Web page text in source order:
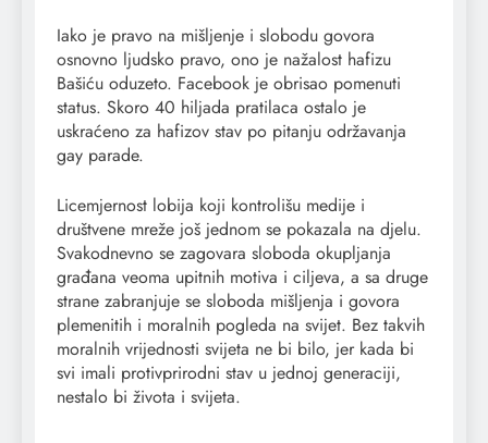
Iako je pravo na mišljenje i slobodu govora
osnovno ljudsko pravo, ono je nažalost hafizu
Bašiću oduzeto. Facebook je obrisao pomenuti
status. Skoro 40 hiljada pratilaca ostalo je
uskraćeno za hafizov stav po pitanju održavanja
gay parade.
Licemjernost lobija koji kontrolišu medije i
društvene mreže još jednom se pokazala na djelu.
Svakodnevno se zagovara sloboda okupljanja
građana veoma upitnih motiva i ciljeva, a sa druge
strane zabranjuje se sloboda mišljenja i govora
plemenitih i moralnih pogleda na svijet. Bez takvih
moralnih vrijednosti svijeta ne bi bilo, jer kada bi
svi imali protivprirodni stav u jednoj generaciji,
nestalo bi života i svijeta.